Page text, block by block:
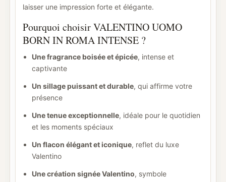
laisser une impression forte et élégante.
Pourquoi choisir VALENTINO UOMO
BORN IN ROMA INTENSE ?
Une fragrance boisée et épicée, intense et
captivante
Un sillage puissant et durable, qui affirme votre
présence
Une tenue exceptionnelle, idéale pour le quotidien
et les moments spéciaux
Un flacon élégant et iconique, reflet du luxe
Valentino
Une création signée Valentino, symbole